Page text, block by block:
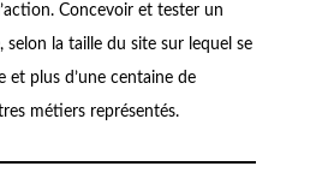
Concevoir et tester un
la taille du site sur lequel se
et plus d’une centaine de
métiers représentés.